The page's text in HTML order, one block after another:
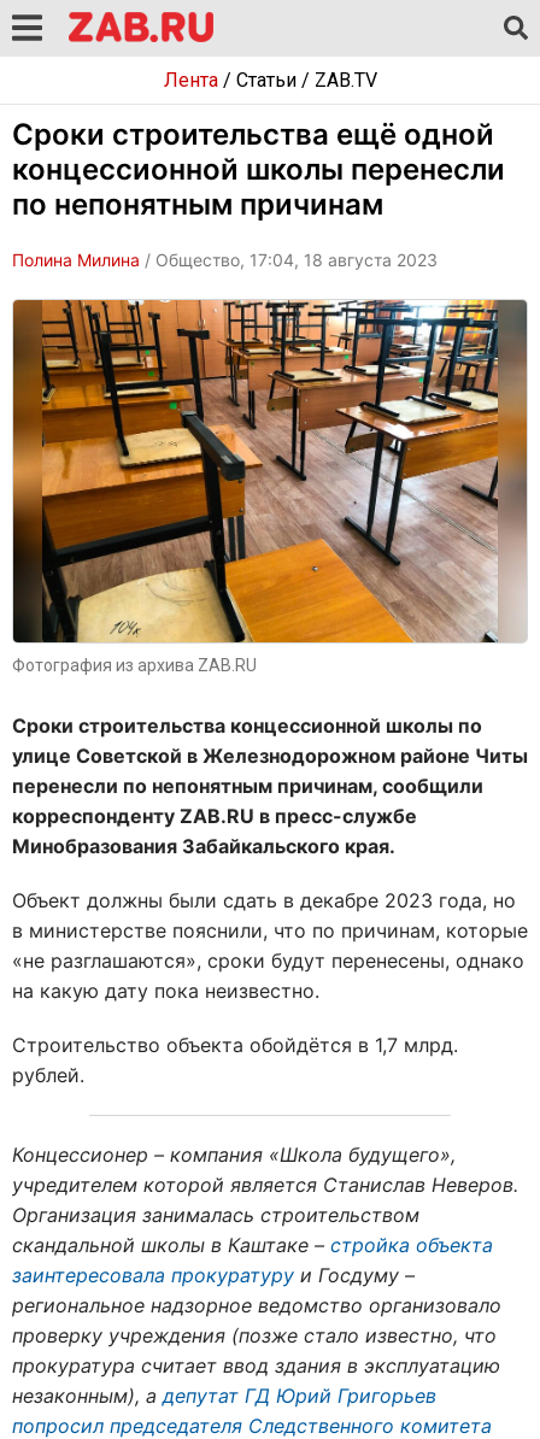
Лента/ Статьи/ ZAB.TV
Сроки строительства ещё одной
концессионной школы перенесли
по непонятным причинам
Полина Милина / Общество, 17:04, 18 августа 2023
Фотография из архива ZAB.RU
Сроки строительства концессионной школы по
улице Советской в Железнодорожном районе Читы
перенесли по непонятным причинам, сообщили
корреспонденту ZAB.RU в пресс-службе
Минобразования Забайкальского края.
Объект должны были сдать в декабре 2023 года, но
в министерстве пояснили, что по причинам, которые
«не разглашаются», сроки будут перенесены, однако
на какую дату пока неизвестно.
Строительство объекта обойдётся в 1,7 млрд.
рублей.
Концессионер – компания «Школа будущего»,
учредителем которой является Станислав Неверов.
Организация занималась строительством
скандальной школы в Каштаке – стройка объекта
заинтересовала прокуратуру и Госдуму –
региональное надзорное ведомство организовало
проверку учреждения (позже стало известно, что
прокуратура считает ввод здания в эксплуатацию
незаконным), а депутат ГД Юрий Григорьев
попросил председателя Следственного комитета